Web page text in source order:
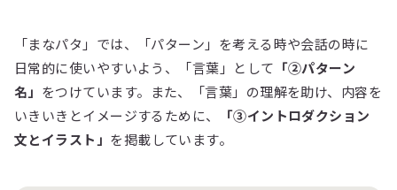
「まなパタ」では、「パターン」を考える時や会話の時に
日常的に使いやすいよう、「言葉」として 「②パターン
名」 をつけています。また、「言葉」の理解を助け、内容を
いきいきとイメージするために、
「③イントロダクション
文とイラスト」 を掲載しています。